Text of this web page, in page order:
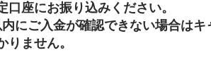
座にお振り込みください。
にご入金が確認できない場合は
りません。